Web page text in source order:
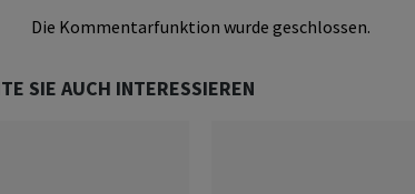
Die Kommentarfunktion wurde geschlossen.
SIE AUCH INTERESSIEREN